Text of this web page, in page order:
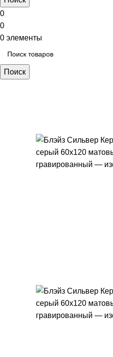
0
0
0 элементы
Поиск